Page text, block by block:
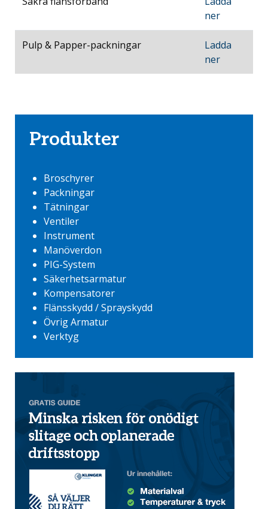
ner
Pulp & Papper-packningar
Ladda
ner
Produkter
Broschyrer
Packningar
Tätningar
Ventiler
Instrument
Manöverdon
PIG-System
Säkerhetsarmatur
Kompensatorer
Flänsskydd / Sprayskydd
Övrig Armatur
Verktyg